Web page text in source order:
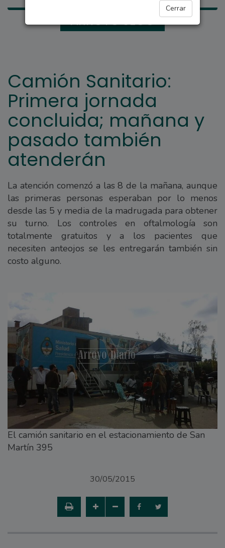
Cerrar
ARROYO SECO
Camión Sanitario:
Primera jornada
concluida; mañana y
pasado también
atenderán
La atención comenzó a las 8 de la mañana, aunque
las primeras personas esperaban por lo menos
desde las 5 y media de la madrugada para obtener
su turno. Los controles en oftalmología son
totalmente gratuitos y a los pacientes que
necesiten anteojos se les entregarán también sin
costo alguno.
El camión sanitario en el estacionamiento de San
Martín 395
30/05/2015